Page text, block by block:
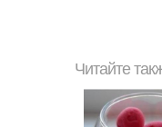
Читайте